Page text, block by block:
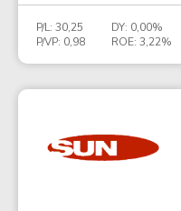
P/L: 30,25
P/VP: 0,98
DY: 0,00%
ROE: 3,22%